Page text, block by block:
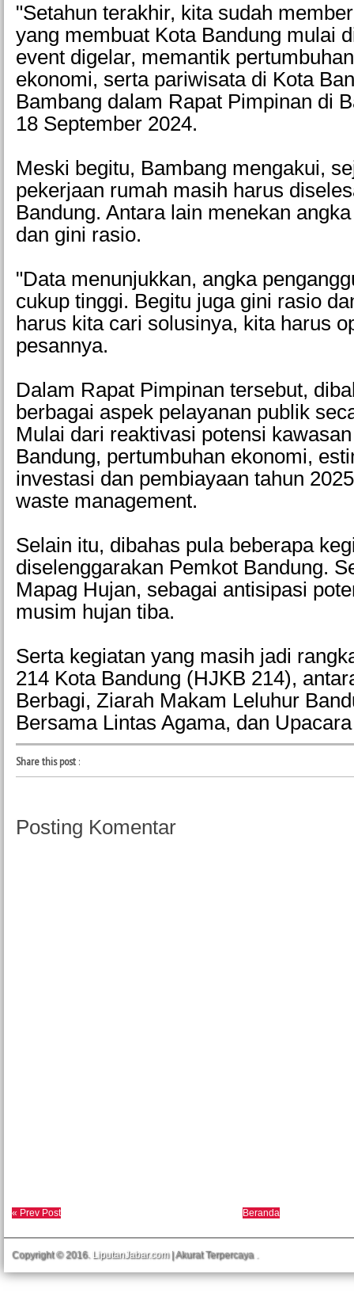
"Setahun terakhir, kita sudah
yang membuat Kota Bandung mulai
event digelar, memantik
ekonomi, serta pariwisata di Kota
Bambang dalam Rapat Pimpinan di
18 September 2024.
Meski begitu, Bambang mengakui,
pekerjaan rumah masih harus
Bandung. Antara lain menekan
dan gini rasio.
"Data menunjukkan, angka
cukup tinggi. Begitu juga gini rasio
harus kita cari solusinya, kita harus
pesannya.
Dalam Rapat Pimpinan tersebut,
berbagai aspek pelayanan publik
Mulai dari reaktivasi potensi
Bandung, pertumbuhan ekonomi,
investasi dan pembiayaan tahun
waste management.
Selain itu, dibahas pula beberapa
diselenggarakan Pemkot Bandung.
Mapag Hujan, sebagai antisipasi
musim hujan tiba.
Serta kegiatan yang masih jadi
214 Kota Bandung (HJKB 214),
Berbagi, Ziarah Makam Leluhur
Bersama Lintas Agama, dan
Share this post:
Posting Komentar
« Prev Post Beranda
Copyright © 2016. LiputanJabar.com| Akurat Terpercaya